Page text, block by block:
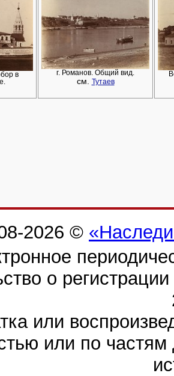
в
г. Романов. Общий вид.
см. Тутаев
2026 ©
о
или
или по частям